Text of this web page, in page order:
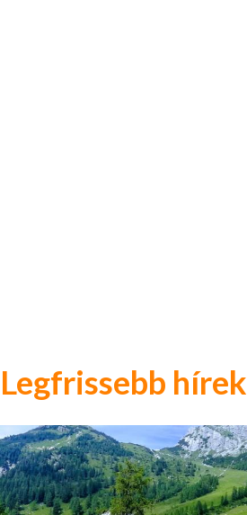
Legfrissebb hírek